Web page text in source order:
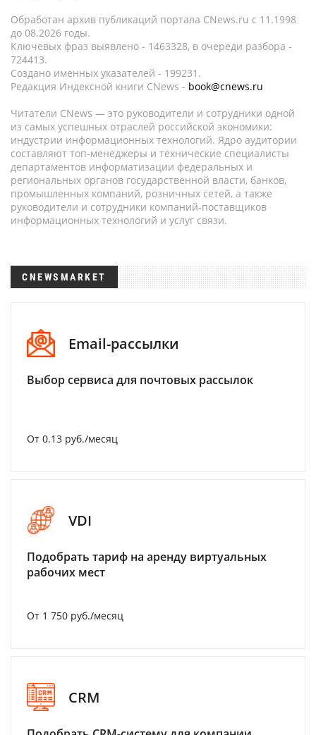
Обработан архив публикаций портала CNews.ru c 11.1998
до 08.2026 годы.
Ключевых фраз выявлено - 1463328, в очереди разбора -
724413.
Создано именных указателей - 199231.
Редакция Индексной книги CNews - book@cnews.ru
Читатели CNews — это руководители и сотрудники одной
из самых успешных отраслей российской экономики:
индустрии информационных технологий. Ядро аудитории
составляют топ-менеджеры и технические специалисты
департаментов информатизации федеральных и
региональных органов государственной власти, банков,
промышленных компаний, розничных сетей, а также
руководители и сотрудники компаний-поставщиков
информационных технологий и услуг связи.
CNEWSMARKET
Email-рассылки
Выбор сервиса для почтовых рассылок
От 0.13 руб./месяц
VDI
Подобрать тариф на аренду виртуальных
рабочих мест
От 1 750 руб./месяц
CRM